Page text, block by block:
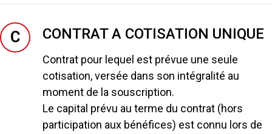
C CONTRAT A COTISATION UNIQUE
Contrat pour lequel est prévue une seule
cotisation, versée dans son intégralité au
moment de la souscription.
Le capital prévu au terme du contrat (hors
participation aux bénéfices) est connu lors de